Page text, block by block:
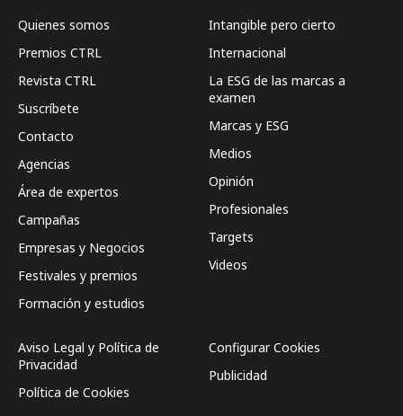
Quienes somos
Premios CTRL
Revista CTRL
Suscríbete
Contacto
Agencias
Área de expertos
Campañas
Empresas y Negocios
Festivales y premios
Formación y estudios
Intangible pero cierto
Internacional
La ESG de las marcas a
examen
Marcas y ESG
Medios
Opinión
Profesionales
Targets
Videos
Aviso Legal y Política de
Privacidad
Política de Cookies
Configurar Cookies
Publicidad